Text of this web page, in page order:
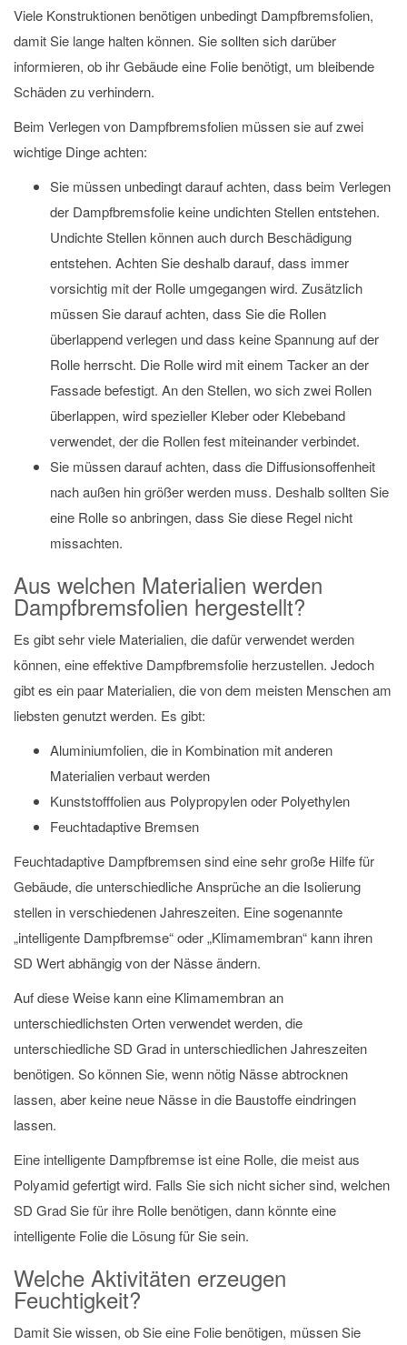
Viele Konstruktionen benötigen unbedingt Dampfbremsfolien,
damit Sie lange halten können. Sie sollten sich darüber
informieren, ob ihr Gebäude eine Folie benötigt, um bleibende
Schäden zu verhindern.
Beim Verlegen von Dampfbremsfolien müssen sie auf zwei
wichtige Dinge achten:
Sie müssen unbedingt darauf achten, dass beim Verlegen
der Dampfbremsfolie keine undichten Stellen entstehen.
Undichte Stellen können auch durch Beschädigung
entstehen. Achten Sie deshalb darauf, dass immer
vorsichtig mit der Rolle umgegangen wird. Zusätzlich
müssen Sie darauf achten, dass Sie die Rollen
überlappend verlegen und dass keine Spannung auf der
Rolle herrscht. Die Rolle wird mit einem Tacker an der
Fassade befestigt. An den Stellen, wo sich zwei Rollen
überlappen, wird spezieller Kleber oder Klebeband
verwendet, der die Rollen fest miteinander verbindet.
Sie müssen darauf achten, dass die Diffusionsoffenheit
nach außen hin größer werden muss. Deshalb sollten Sie
eine Rolle so anbringen, dass Sie diese Regel nicht
missachten.
Aus welchen Materialien werden
Dampfbremsfolien hergestellt?
Es gibt sehr viele Materialien, die dafür verwendet werden
können, eine effektive Dampfbremsfolie herzustellen. Jedoch
gibt es ein paar Materialien, die von dem meisten Menschen am
liebsten genutzt werden. Es gibt:
Aluminiumfolien, die in Kombination mit anderen
Materialien verbaut werden
Kunststofffolien aus Polypropylen oder Polyethylen
Feuchtadaptive Bremsen
Feuchtadaptive Dampfbremsen sind eine sehr große Hilfe für
Gebäude, die unterschiedliche Ansprüche an die Isolierung
stellen in verschiedenen Jahreszeiten. Eine sogenannte
„intelligente Dampfbremse“ oder „Klimamembran“ kann ihren
SD Wert abhängig von der Nässe ändern.
Auf diese Weise kann eine Klimamembran an
unterschiedlichsten Orten verwendet werden, die
unterschiedliche SD Grad in unterschiedlichen Jahreszeiten
benötigen. So können Sie, wenn nötig Nässe abtrocknen
lassen, aber keine neue Nässe in die Baustoffe eindringen
lassen.
Eine intelligente Dampfbremse ist eine Rolle, die meist aus
Polyamid gefertigt wird. Falls Sie sich nicht sicher sind, welchen
SD Grad Sie für ihre Rolle benötigen, dann könnte eine
intelligente Folie die Lösung für Sie sein.
Welche Aktivitäten erzeugen
Feuchtigkeit?
Damit Sie wissen, ob Sie eine Folie benötigen, müssen Sie